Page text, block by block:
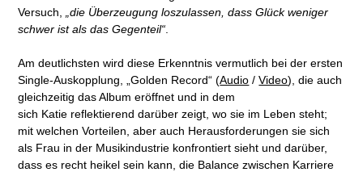
Versuch,
„die Überzeugung loszulassen, dass Glück weniger
schwer ist als das Gegenteil“
Am deutlichsten wird diese Erkenntnis vermutlich bei der ersten
Single-Auskopplung, „Golden Record“ (Audio /Video), die auch
gleichzeitig das Album eröffnet und in dem
sich Katie reflektierend darüber zeigt, wo sie im Leben steht;
mit welchen Vorteilen, aber auch Herausforderungen sie sich
als Frau in der Musikindustrie konfrontiert sieht und darüber,
dass es recht heikel sein kann, die Balance zwischen Karriere